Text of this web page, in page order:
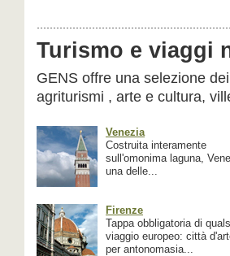
Turismo e viaggi
GENS offre una selezione
agriturismi , arte e cultura,
Venezia
Costruita interamente
sull'omonima laguna,
una delle...
Firenze
Tappa obbligatoria di
viaggio europeo: città
per antonomasia...